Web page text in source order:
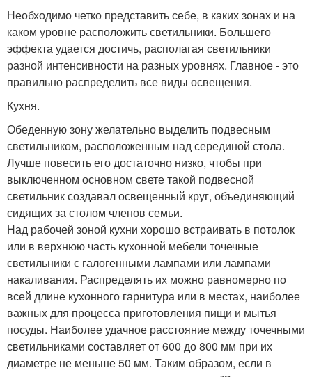
Необходимо четко представить себе, в каких зонах и на
каком уровне расположить светильники. Большего
эффекта удается достичь, располагая светильники
разной интенсивности на разных уровнях. Главное - это
правильно распределить все виды освещения.
Кухня.
Обеденную зону желательно выделить подвесным
светильником, расположенным над серединой стола.
Лучше повесить его достаточно низко, чтобы при
выключенном основном свете такой подвесной
светильник создавал освещенный круг, объединяющий
сидящих за столом членов семьи.
Над рабочей зоной кухни хорошо встраивать в потолок
или в верхнюю часть кухонной мебели точечные
светильники с галогенными лампами или лампами
накаливания. Распределять их можно равномерно по
всей длине кухонного гарнитура или в местах, наиболее
важных для процесса приготовления пищи и мытья
посуды. Наиболее удачное расстояние между точечными
светильниками составляет от 600 до 800 мм при их
диаметре не меньше 50 мм. Таким образом, если в